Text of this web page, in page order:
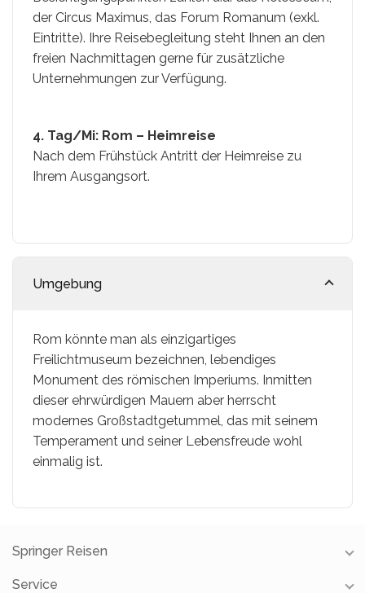
der Circus Maximus, das Forum Romanum (exkl.
Eintritte). Ihre Reisebegleitung steht Ihnen an den
freien Nachmittagen gerne für zusätzliche
Unternehmungen zur Verfügung.
4. Tag/Mi: Rom – Heimreise
Nach dem Frühstück Antritt der Heimreise zu
Ihrem Ausgangsort.
Umgebung
Rom könnte man als einzigartiges
Freilichtmuseum bezeichnen, lebendiges
Monument des römischen Imperiums. Inmitten
dieser ehrwürdigen Mauern aber herrscht
modernes Großstadtgetummel, das mit seinem
Temperament und seiner Lebensfreude wohl
einmalig ist.
Springer Reisen
Unsere Reisebüros
Service